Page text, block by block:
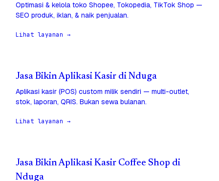
Optimasi & kelola toko Shopee, Tokopedia, TikTok Shop —
SEO produk, iklan, & naik penjualan.
Lihat layanan →
Jasa Bikin Aplikasi Kasir di Nduga
Aplikasi kasir (POS) custom milik sendiri — multi-outlet,
stok, laporan, QRIS. Bukan sewa bulanan.
Lihat layanan →
Jasa Bikin Aplikasi Kasir Coffee Shop di
Nduga